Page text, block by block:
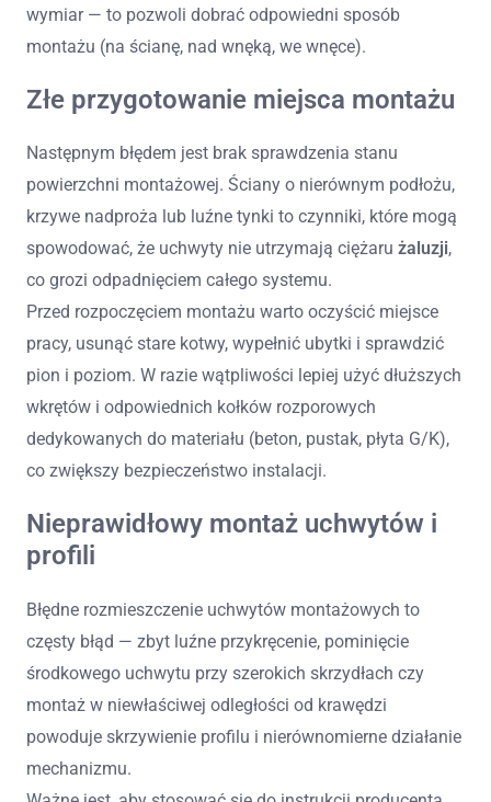
wymiar — to pozwoli dobrać odpowiedni sposób
montażu (na ścianę, nad wnęką, we wnęce).
Złe przygotowanie miejsca montażu
Następnym błędem jest brak sprawdzenia stanu
powierzchni montażowej. Ściany o nierównym podłożu,
krzywe nadproża lub luźne tynki to czynniki, które mogą
spowodować, że uchwyty nie utrzymają ciężaru żaluzji,
co grozi odpadnięciem całego systemu.
Przed rozpoczęciem montażu warto oczyścić miejsce
pracy, usunąć stare kotwy, wypełnić ubytki i sprawdzić
pion i poziom. W razie wątpliwości lepiej użyć dłuższych
wkrętów i odpowiednich kołków rozporowych
dedykowanych do materiału (beton, pustak, płyta G/K),
co zwiększy bezpieczeństwo instalacji.
Nieprawidłowy montaż uchwytów i
profili
Błędne rozmieszczenie uchwytów montażowych to
częsty błąd — zbyt luźne przykręcenie, pominięcie
środkowego uchwytu przy szerokich skrzydłach czy
montaż w niewłaściwej odległości od krawędzi
powoduje skrzywienie profilu i nierównomierne działanie
mechanizmu.